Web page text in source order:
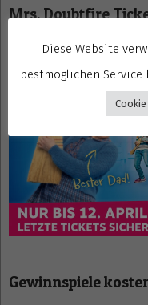
Mrs. Doubtfire
Gewinnspiele
Diese Website
bestmöglichen